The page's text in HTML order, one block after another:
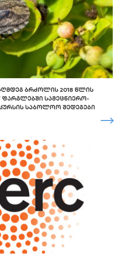
ᲑᲠᲫᲝᲚᲘᲡ 2018 ᲬᲚᲘᲡ
ᲡᲐᲛᲔᲪᲜᲘᲔᲠᲝ-
ᲡᲐᲑᲝᲚᲝᲝ ᲨᲔᲓᲔᲒᲔᲑᲘ